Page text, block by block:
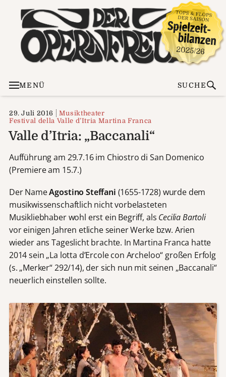
MENÜ SUCHE
29. Juli 2016
Musiktheater
Festival della Valle d’Itria Martina Franca
Valle d’Itria: „Baccanali“
Aufführung am 29.7.16 im Chiostro di San Domenico
(Premiere am 15.7.)
Der NameAgostino Steffani (1655-1728) wurde dem
musikwissenschaftlich nicht vorbelasteten
Musikliebhaber wohl erst ein Begriff, als Cecilia Bartoli
vor einigen Jahren etliche seiner Werke bzw. Arien
wieder ans Tageslicht brachte. In Martina Franca hatte
2014 sein „La lotta d’Ercole con Archeloo“ großen Erfolg
(s. „Merker“ 292/14), der sich nun mit seinen „Baccanali“
neuerlich einstellen sollte.